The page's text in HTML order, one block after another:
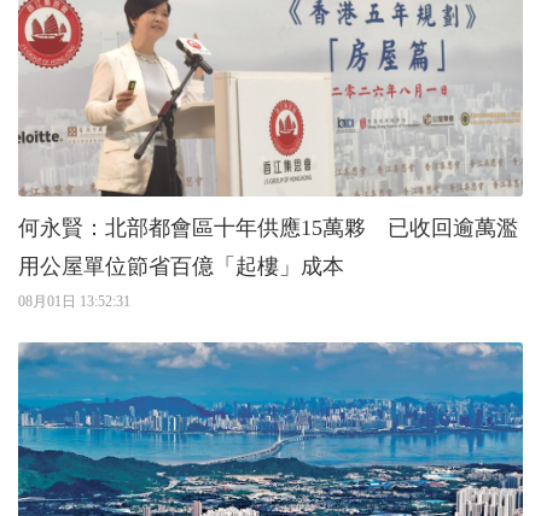
何永賢：北部都會區十年供應15萬夥 已收回逾萬濫
用公屋單位節省百億「起樓」成本
08月01日 13:52:31